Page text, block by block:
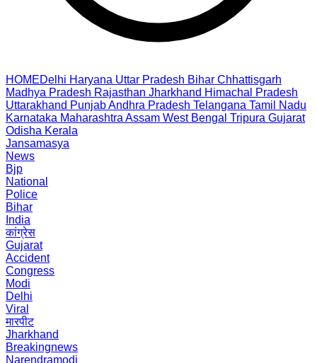
HOMEDelhi Haryana Uttar Pradesh Bihar Chhattisgarh
Madhya Pradesh Rajasthan Jharkhand Himachal Pradesh
Uttarakhand PunjabAndhra Pradesh Telangana Tamil Nadu
Karnataka Maharashtra Assam West Bengal Tripura Gujarat
Odisha Kerala
Jansamasya
News
Bjp
National
Police
Bihar
India
कांग्रेस
Gujarat
Accident
Congress
Modi
Delhi
Viral
मारपीट
Jharkhand
Breakingnews
Narendramodi